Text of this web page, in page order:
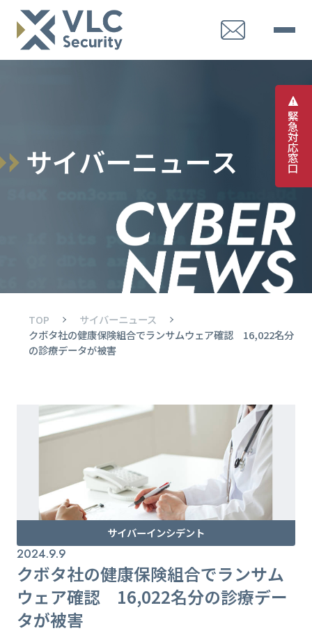
緊
急
対
応
窓
口
サイバーニュース
TOP
サイバーニュース
クボタ社の健康保険組合でランサムウェア確認 16,022名分
の診療データが被害
サイバーインシデント
2024.9.9
クボタ社の健康保険組合でランサム
ウェア確認 16,022名分の診療デー
タが被害